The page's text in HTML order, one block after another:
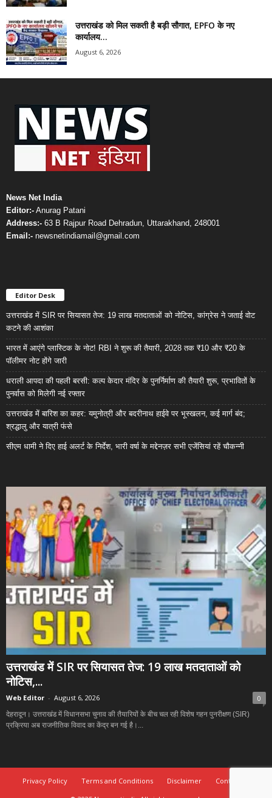
उत्तराखंड को मिल सकती है बड़ी सौगात, EPFO के नए
कार्यालय...
August 6, 2026
News Net India
Editor:- Anurag Patani
Address:- 63 B Rajpur Road Dehradun, Uttarakhand, 248001
Email:- newsnetindiamail@gmail.com
Editor Desk
उत्तराखंड में SIR पर सियासत तेज: 19 लाख मतदाताओं को नोटिस, कांग्रेस ने जताई वोट
कटने की आशंका
भारत में आएंगे प्लास्टिक के नोट! RBI ने शुरू की तैयारी, 2028 तक ₹10 और ₹20 के
पॉलीमर नोट होंगे जारी
धराली आपदा की पहली बरसी: कल्प केदार मंदिर के पुनर्निर्माण की तैयारी शुरू, प्रभावितों के
पुनर्वास को मिलेगी नई रफ्तार
उत्तराखंड में बारिश का कहर: यमुनोत्री और बदरीनाथ हाईवे पर भूस्खलन, कई मार्ग बंद;
श्रद्धालु और यात्री फंसे
सीएम धामी ने दिए हाई अलर्ट के निर्देश, भारी वर्षा के मद्देनज़र सभी एजेंसियां रहें चौकन्नी
उत्तराखंड में SIR पर सियासत तेज: 19 लाख मतदाताओं को
नोटिस,...
Web Editor - August 6, 2026 0
देहरादून। उत्तराखंड में विधानसभा चुनाव की तैयारियों के बीच चल रही विशेष गहन पुनरीक्षण (SIR)
प्रक्रिया अब राजनीतिक विवाद का केंद्र बन गई है।...
Privacy Policy Terms and Conditions Disclaimer
Contact Us